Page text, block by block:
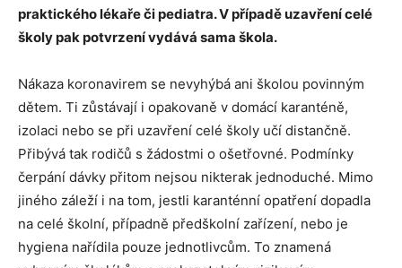
praktického lékaře či pediatra. V případě uzavření celé
školy pak potvrzení vydává sama škola.
Nákaza koronavirem se nevyhýbá ani školou povinným
dětem. Ti zůstávají i opakovaně v domácí karanténě,
izolaci nebo se při uzavření celé školy učí distančně.
Přibývá tak rodičů s žádostmi o ošetřovné. Podmínky
čerpání dávky přitom nejsou nikterak jednoduché. Mimo
jiného záleží i na tom, jestli karanténní opatření dopadla
na celé školní, případně předškolní zařízení, nebo je
hygiena nařídila pouze jednotlivcům. To znamená